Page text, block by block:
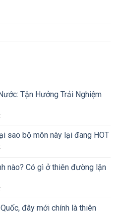
Tận Hưởng Trải Nghiệm
ở
Mở
Mắt
Dưới
Tận
Nghiệm
Biển
sao bộ môn này lại đang HOT
ở
là
gì?
tại
bộ
nào? Có gì ở thiên đường lặn
ở
Bình
Hưng
đây mới chính là thiên